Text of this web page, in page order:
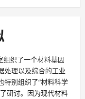
组织了一个材料基因
处理以及综合的工业
特别组织了“材料科学
研讨。因为现代材料